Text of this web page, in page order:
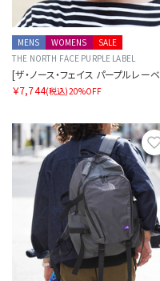
SALE
MENS
WOMENS
THE NORTH FACE PURPLE LABEL
￥7,744(税込)20%OFF